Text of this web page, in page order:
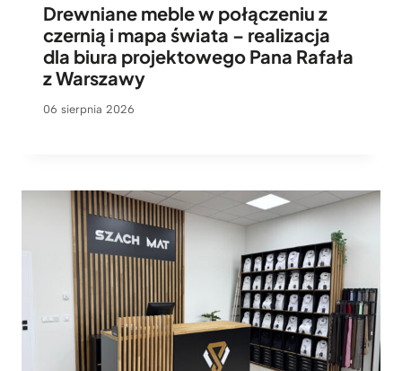
Drewniane meble w połączeniu z
czernią i mapa świata – realizacja
dla biura projektowego Pana Rafała
z Warszawy
06 sierpnia 2026